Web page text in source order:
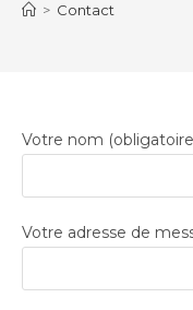
> Contact
Votre nom
Votre adresse de